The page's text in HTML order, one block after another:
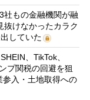
社もの金融機関が融
抜けなかったカラク
していた
、TikTok、
プ関税の回避を狙
入・土地取得への